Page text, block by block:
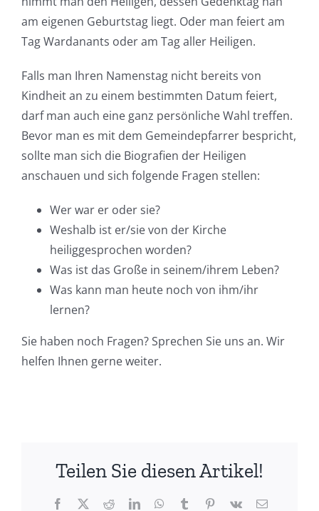
am eigenen Geburtstag liegt. Oder man feiert am
Tag Wardanants oder am Tag aller Heiligen.
Falls man Ihren Namenstag nicht bereits von
Kindheit an zu einem bestimmten Datum feiert,
darf man auch eine ganz persönliche Wahl treffen.
Bevor man es mit dem Gemeindepfarrer bespricht,
sollte man sich die Biografien der Heiligen
anschauen und sich folgende Fragen stellen:
Wer war er oder sie?
Weshalb ist er/sie von der Kirche
heiliggesprochen worden?
Was ist das Große in seinem/ihrem Leben?
Was kann man heute noch von ihm/ihr
lernen?
Sie haben noch Fragen? Sprechen Sie uns an. Wir
helfen Ihnen gerne weiter.
Teilen Sie diesen Artikel!
Facebook
X RedditLinkedInWhatsApp
TumblrPinterest
Vk Email